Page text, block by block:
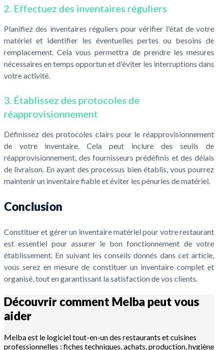
2. Effectuez des inventaires réguliers
Planifiez des inventaires réguliers pour vérifier l'état de votre
matériel et identifier les éventuelles pertes ou besoins de
remplacement. Cela vous permettra de prendre les mesures
nécessaires en temps opportun et d'éviter les interruptions dans
votre activité.
3. Établissez des protocoles de
réapprovisionnement
Définissez des protocoles clairs pour le réapprovisionnement
de votre inventaire. Cela peut inclure des seuils de
réapprovisionnement, des fournisseurs prédéfinis et des délais
de livraison. En ayant des processus bien établis, vous pourrez
maintenir un inventaire fiable et éviter les pénuries de matériel.
Conclusion
Constituer et gérer un inventaire matériel pour votre restaurant
est essentiel pour assurer le bon fonctionnement de votre
établissement. En suivant les conseils donnés dans cet article,
vous serez en mesure de constituer un inventaire complet et
organisé, tout en garantissant la satisfaction de vos clients.
Découvrir comment Melba peut vous
aider
Melba est le logiciel tout-en-un des restaurants et cuisines
professionnelles : fiches techniques, achats, production, hygiène